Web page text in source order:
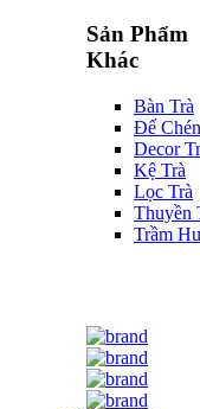
Sản Phẩm
Khác
Bàn Trà
Đế
Decor
Kệ Trà
Lọc Trà
Thuyền
Trầm